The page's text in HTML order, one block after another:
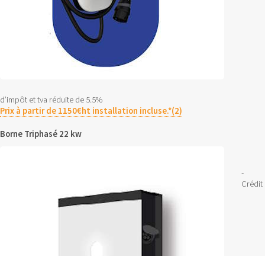
d’impôt et tva réduite de 5.5%
Prix à partir de 1150€ht installation incluse.*(2)
Borne Triphasé 22 kw
-
Crédit